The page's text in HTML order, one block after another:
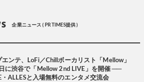
企業ニュース ( PR TIMES提供 )
ンテ、LoFi／Chillボーカリスト「Mellow」
に渋谷で「Mellow 2nd LIVE」を開催 ──
ALLESと入場無料のエンタメ交流会